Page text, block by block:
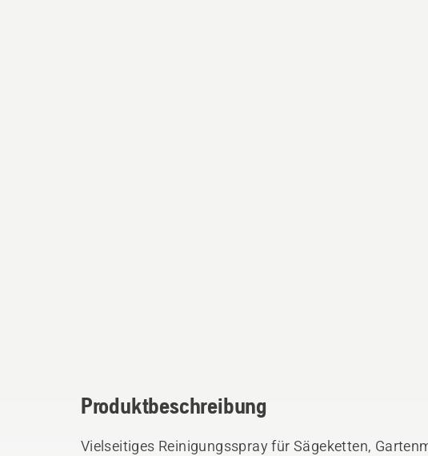
Produktbeschreibung
Vielseitiges Reinigungsspray für Sägeketten,